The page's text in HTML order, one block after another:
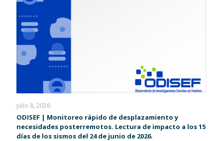
julio 8, 2026
ODISEF | Monitoreo rápido de desplazamiento y
necesidades posterremotos. Lectura de impacto a los 15
días de los sismos del 24 de junio de 2026.